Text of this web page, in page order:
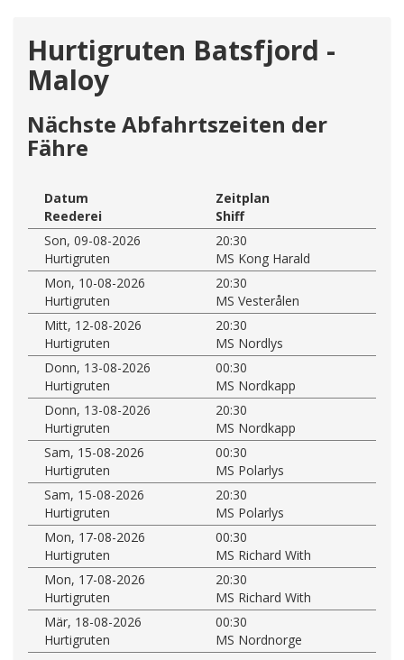
Hurtigruten Batsfjord -
Maloy
Nächste Abfahrtszeiten der
Fähre
Datum
Zeitplan
Reederei
Shiff
Son, 09-08-2026
20:30
Hurtigruten
MS Kong Harald
Mon, 10-08-2026
20:30
Hurtigruten
MS Vesterålen
Mitt, 12-08-2026
20:30
Hurtigruten
MS Nordlys
Donn, 13-08-2026
00:30
Hurtigruten
MS Nordkapp
Donn, 13-08-2026
20:30
Hurtigruten
MS Nordkapp
Sam, 15-08-2026
00:30
Hurtigruten
MS Polarlys
Sam, 15-08-2026
20:30
Hurtigruten
MS Polarlys
Mon, 17-08-2026
00:30
Hurtigruten
MS Richard With
Mon, 17-08-2026
20:30
Hurtigruten
MS Richard With
Mär, 18-08-2026
00:30
Hurtigruten
MS Nordnorge